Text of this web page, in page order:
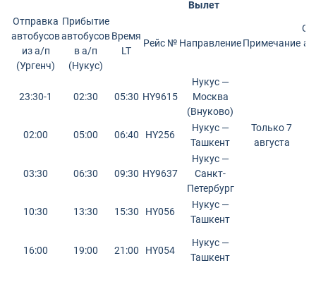
Вылет
Отправка
автобусов
из а/п
(Ургенч)
Прибытие
автобусов
в а/п
(Нукус)
Время
LT
Рейс № НаправлениеПримечание
23:30-1 02:30 05:30 HY9615
Нукус —
Москва
(Внуково)
02:00 05:00 06:40 HY256
Нукус —
Ташкент
Только 7
августа
03:30 06:30 09:30 HY9637
Нукус —
Санкт-
Петербург
10:30 13:30 15:30 HY056
Нукус —
Ташкент
16:00 19:00 21:00 HY054
Нукус —
Ташкент